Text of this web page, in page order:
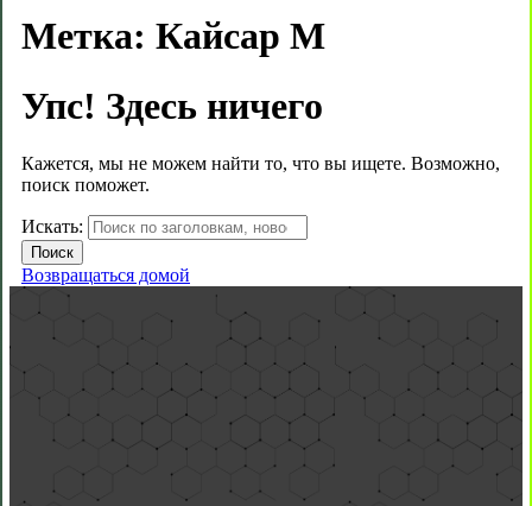
Метка: Кайсар М
Упс! Здесь ничего
Кажется, мы не можем найти то, что вы ищете. Возможно,
поиск поможет.
Искать:
Возвращаться домой